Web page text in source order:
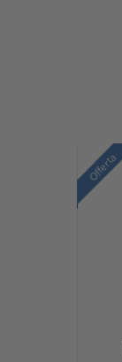
Offerta